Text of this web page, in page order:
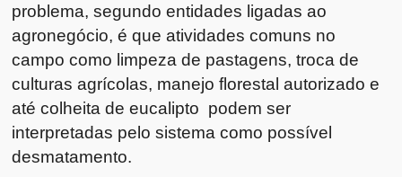
problema, segundo entidades ligadas ao
agronegócio, é que atividades comuns no
campo como limpeza de pastagens, troca de
culturas agrícolas, manejo florestal autorizado e
até colheita de eucalipto podem ser
interpretadas pelo sistema como possível
desmatamento.